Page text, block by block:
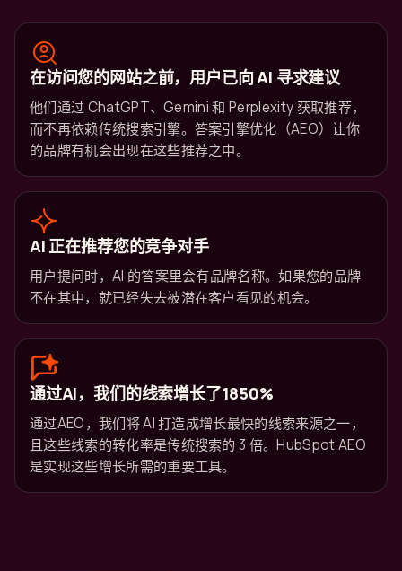
在访问您的网站之前，用户已向 AI 寻求建议
他们通过 ChatGPT、Gemini 和 Perplexity 获取推荐，
而不再依赖传统搜索引擎。答案引擎优化（AEO）让你
的品牌有机会出现在这些推荐之中。
AI 正在推荐您的竞争对手
用户提问时，AI 的答案里会有品牌名称。如果您的品牌
不在其中，就已经失去被潜在客户看见的机会。
通过AI，我们的线索增长了1850%
通过AEO，我们将 AI 打造成增长最快的线索来源之一，
且这些线索的转化率是传统搜索的 3 倍。HubSpot AEO
是实现这些增长所需的重要工具。